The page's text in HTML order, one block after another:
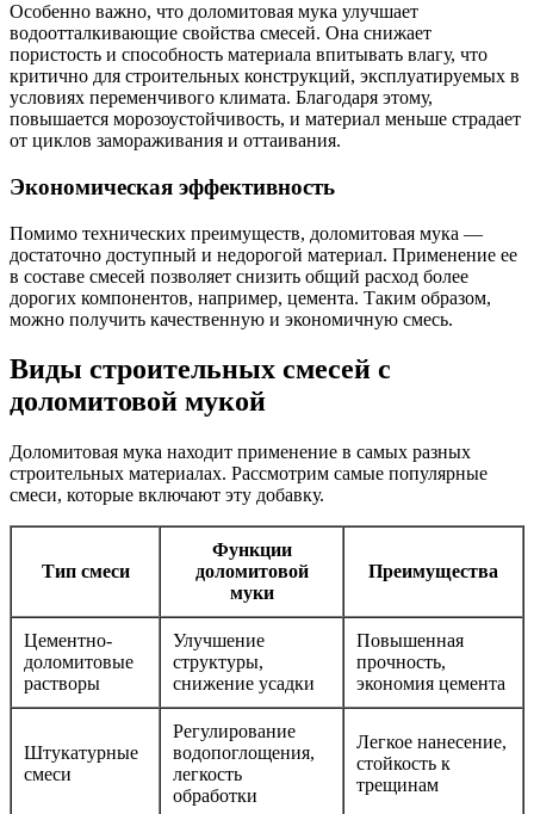
Особенно важно, что доломитовая мука улучшает
водоотталкивающие свойства смесей. Она снижает
пористость и способность материала впитывать влагу, что
критично для строительных конструкций, эксплуатируемых в
условиях переменчивого климата. Благодаря этому,
повышается морозоустойчивость, и материал меньше страдает
от циклов замораживания и оттаивания.
Экономическая эффективность
Помимо технических преимуществ, доломитовая мука —
достаточно доступный и недорогой материал. Применение ее
в составе смесей позволяет снизить общий расход более
дорогих компонентов, например, цемента. Таким образом,
можно получить качественную и экономичную смесь.
Виды строительных смесей с
доломитовой мукой
Доломитовая мука находит применение в самых разных
строительных материалах. Рассмотрим самые популярные
смеси, которые включают эту добавку.
Тип смеси
Функции
доломитовой
муки
Преимущества
Цементно-
доломитовые
растворы
Улучшение
структуры,
снижение усадки
Повышенная
прочность,
экономия цемента
Штукатурные
смеси
Регулирование
водопоглощения,
легкость
обработки
Легкое нанесение,
стойкость к
трещинам